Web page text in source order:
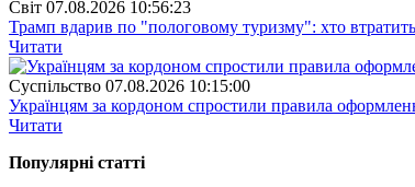
Свiт 07.08.2026 10:56:23
Трамп вдарив по "пологовому туризму": хто
Читати
Суспiльство 07.08.2026 10:15:00
Українцям за кордоном спростили правила
Читати
Популярнi статтi